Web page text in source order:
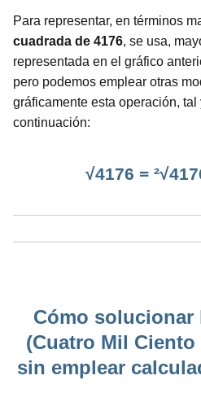
Para representar, en términos
cuadrada de 4176, se usa,
representada en el gráfico
pero podemos emplear otras
gráficamente esta operación,
continuación:
√4176 =
Cómo solucionar
(Cuatro Mil Ciento
sin emplear